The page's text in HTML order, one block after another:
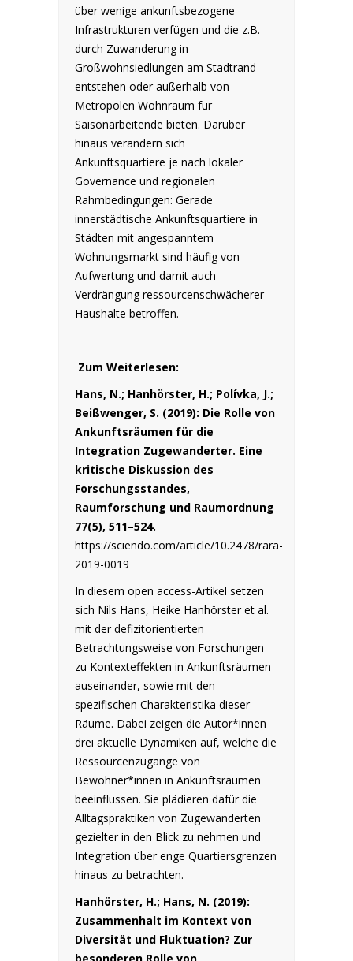
über wenige ankunftsbezogene
Infrastrukturen verfügen und die z.B.
durch Zuwanderung in
Großwohnsiedlungen am Stadtrand
entstehen oder außerhalb von
Metropolen Wohnraum für
Saisonarbeitende bieten. Darüber
hinaus verändern sich
Ankunftsquartiere je nach lokaler
Governance und regionalen
Rahmbedingungen: Gerade
innerstädtische Ankunftsquartiere in
Städten mit angespanntem
Wohnungsmarkt sind häufig von
Aufwertung und damit auch
Verdrängung ressourcenschwächerer
Haushalte betroffen.
Zum Weiterlesen:
Hans, N.; Hanhörster, H.; Polívka, J.;
Beißwenger, S. (2019): Die Rolle von
Ankunftsräumen für die
Integration Zugewanderter. Eine
kritische Diskussion des
Forschungsstandes,
Raumforschung und Raumordnung
77(5), 511–524.
https://sciendo.com/article/10.2478/rara-
2019-0019
In diesem open access-Artikel setzen
sich Nils Hans, Heike Hanhörster et al.
mit der defizitorientierten
Betrachtungsweise von Forschungen
zu Kontexteffekten in Ankunftsräumen
auseinander, sowie mit den
spezifischen Charakteristika dieser
Räume. Dabei zeigen die Autor*innen
drei aktuelle Dynamiken auf, welche die
Ressourcenzugänge von
Bewohner*innen in Ankunftsräumen
beeinflussen. Sie plädieren dafür die
Alltagspraktiken von Zugewanderten
gezielter in den Blick zu nehmen und
Integration über enge Quartiersgrenzen
hinaus zu betrachten.
Hanhörster, H.; Hans, N. (2019):
Zusammenhalt im Kontext von
Diversität und Fluktuation? Zur